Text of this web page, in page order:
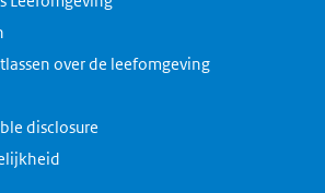
over de leefomgeving
disclosure